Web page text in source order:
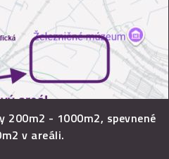
200m2 - 1000m2, spevnené
v areáli.